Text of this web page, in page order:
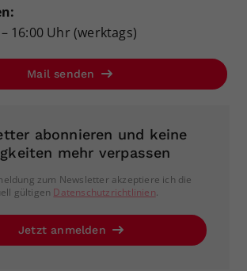
16:00 Uhr (werktags)
Mail senden
abonnieren und keine
mehr verpassen
zum Newsletter akzeptiere ich die
gültigen Datenschutzrichtlinien.
Jetzt anmelden